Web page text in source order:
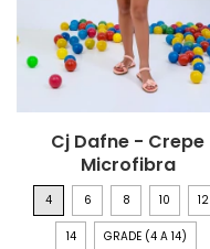
Cj Dafne - Crepe
Microfibra
4 6 8 10 12
14 GRADE (4 A 14)